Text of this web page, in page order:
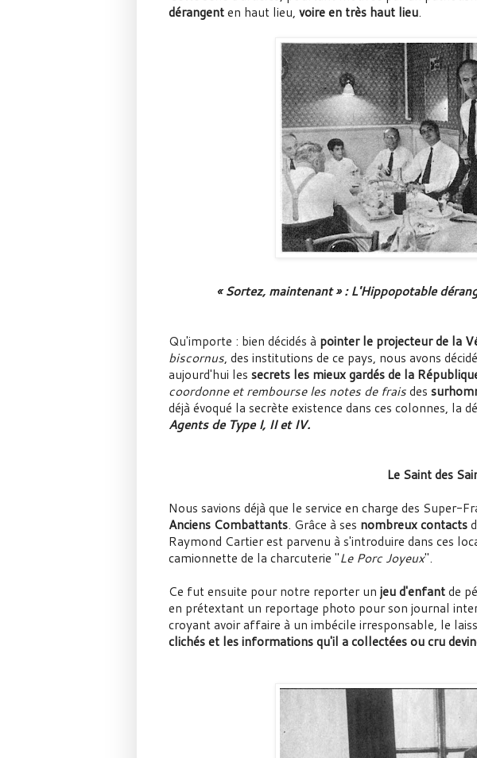
dérangenten haut lieu, voire en très haut lieu.
« Sortez, maintenant » : L'Hippopotable
Qu'importe : bien décidés à pointer le projecteur de la
biscornus, des institutions de ce pays, nous avons
aujourd'hui les secrets les mieux gardés de la
coordonne et rembourse les notes de fraisdes
déjà évoqué la secrète existence dans ces colonnes, la
Agents de Type I, II et IV.
Le Saint des
Nous savions déjà que le service en charge des Super-
Anciens Combattants. Grâce à ses nombreux contacts
Raymond Cartier est parvenu à s'introduire dans ces
camionnette de la charcuterie "Le Porc Joyeux".
Ce fut ensuite pour notre reporter un jeu d'enfantde
en prétextant un reportage photo pour son journal
croyant avoir affaire à un imbécile irresponsable, le
clichés et les informations qu'il a collectées ou cru